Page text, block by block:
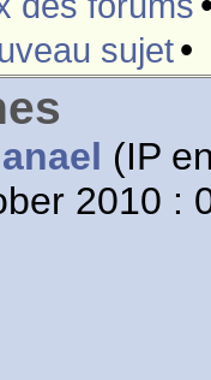
sujet•
(IP
2010 :